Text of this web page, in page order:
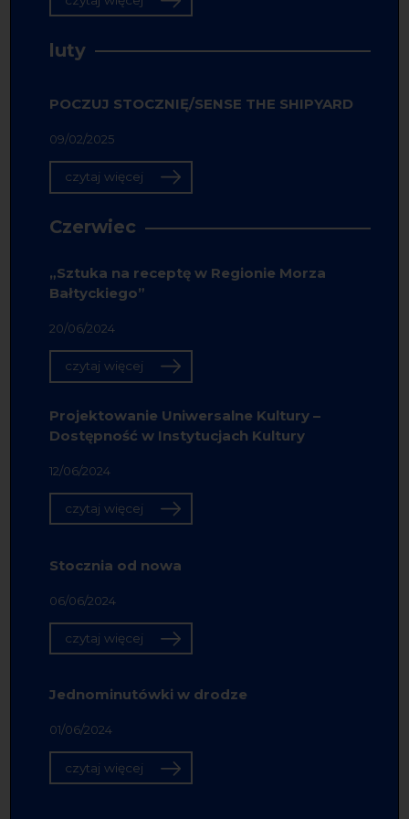
luty
POCZUJ STOCZNIĘ/SENSE THE SHIPYARD
09/02/2025
czytaj więcej
Czerwiec
„Sztuka na receptę w Regionie Morza
Bałtyckiego”
20/06/2024
czytaj więcej
Projektowanie Uniwersalne Kultury –
Dostępność w Instytucjach Kultury
12/06/2024
czytaj więcej
Stocznia od nowa
06/06/2024
czytaj więcej
Jednominutówki w drodze
01/06/2024
czytaj więcej